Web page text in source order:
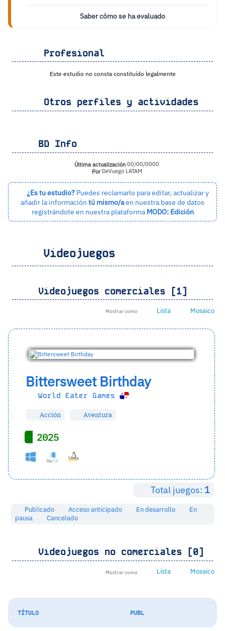
Saber cómo se ha evaluado
Profesional
Este estudio no consta constituído legalmente
Otros perfiles y actividades
BD Info
Última actualización 00/00/0000
PorDeVuego LATAM
¿Es tu estudio? Puedes reclamarlo para editar, actualizar y
añadir la información tú mismo/aen nuestra base de datos
registrándote en nuestra plataforma MODO: Edición
Videojuegos
Videojuegos comerciales [1]
Mostrar como Lista Mosaico
Bittersweet Birthday
World Eater Games
Acción Aventura
2025
Total juegos: 1
Publicado Acceso anticipado En desarrollo
En
pausa
Cancelado
Videojuegos no comerciales [0]
Mostrar como Lista Mosaico
TÍTULO PUBL